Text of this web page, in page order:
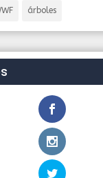
árboles